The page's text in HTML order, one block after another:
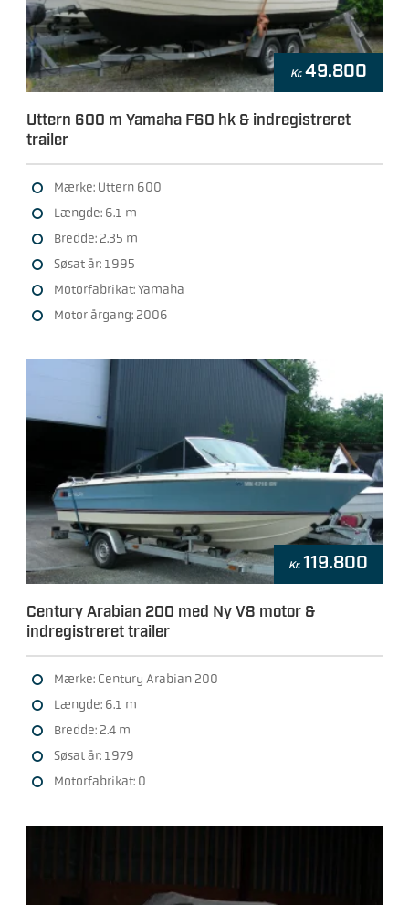
Kr. 49.800
Uttern 600 m Yamaha F60 hk & indregistreret
trailer
Mærke: Uttern 600
Længde: 6.1 m
Bredde: 2.35 m
Søsat år: 1995
Motorfabrikat: Yamaha
Motor årgang: 2006
Kr. 119.800
Century Arabian 200 med Ny V8 motor &
indregistreret trailer
Mærke: Century Arabian 200
Længde: 6.1 m
Bredde: 2.4 m
Søsat år: 1979
Motorfabrikat: 0